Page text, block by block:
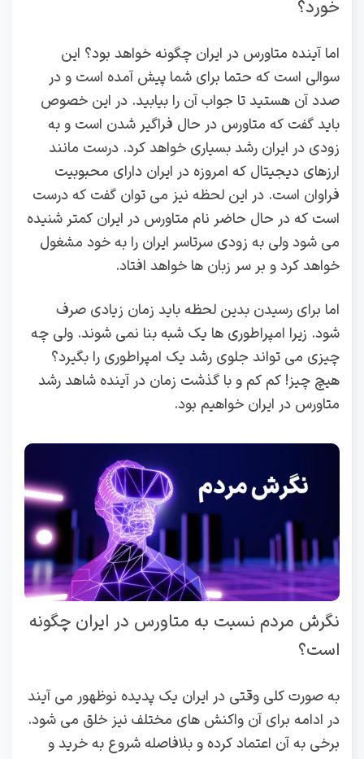
خورد؟
اما آینده متاورس در ایران چگونه خواهد بود؟ این
سوالی است که حتما برای شما پیش آمده است و در
صدد آن هستید تا جواب آن را بیابید. در این خصوص
باید گفت که متاورس در حال فراگیر شدن است و به
زودی در ایران رشد بسیاری خواهد کرد. درست مانند
ارزهای دیجیتال که امروزه در ایران دارای محبوبیت
فراوان است. در این لحظه نیز می توان گفت که درست
است که در حال حاضر نام متاورس در ایران کمتر شنیده
می شود ولی به زودی سرتاسر ایران را به خود مشغول
خواهد کرد و بر سر زبان ها خواهد افتاد.
اما برای رسیدن بدین لحظه باید زمان زیادی صرف
شود. زیرا امپراطوری ها یک شبه بنا نمی شوند. ولی چه
چیزی می تواند جلوی رشد یک امپراطوری را بگیرد؟
هیچ چیز! کم کم و با گذشت زمان در آینده شاهد رشد
متاورس در ایران خواهیم بود.
نگرش مردم نسبت به متاورس در ایران چگونه
است؟
به صورت کلی وقتی در ایران یک پدیده نوظهور می آیند
در ادامه برای آن واکنش های مختلف نیز خلق می شود.
برخی به آن اعتماد کرده و بلافاصله شروع به خرید و